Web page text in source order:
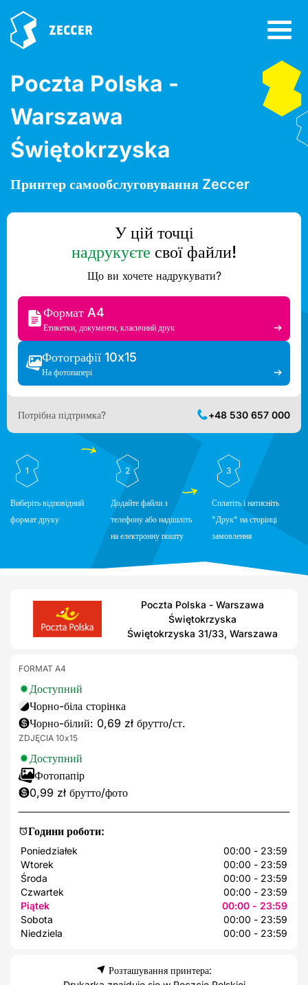
Poczta Polska -
Warszawa
Świętokrzyska
Принтер самообслуговування Zeccer
У цій точці
надрукуєте свої файли!
Що ви хочете надрукувати?
Формат A4
Етикетки, документи, класичний друк
Фотографії 10x15
На фотопапері
Потрібна підтримка? +48 530 657 000
1
Виберіть відповідний
формат друку
2
Додайте файли з
телефону або надішліть
на електронну пошту
3
Сплатіть і натисніть
"Друк" на сторінці
замовлення
Poczta Polska - Warszawa
Świętokrzyska
Świętokrzyska 31/33, Warszawa
Години роботи:
Poniedziałek
00:00 - 23:59
Wtorek
00:00 - 23:59
Środa
00:00 - 23:59
Czwartek
00:00 - 23:59
Piątek
00:00 - 23:59
Sobota
00:00 - 23:59
Niedziela
00:00 - 23:59
FORMAT A4
Доступний
Чорно-біла сторінка
Чорно-білий: 0,69 zł брутто/ст.
ZDJĘCIA 10x15
Доступний
Фотопапір
0,99 zł брутто/фото
Розташування принтера: